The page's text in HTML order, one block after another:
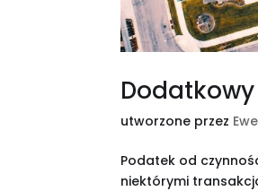
utworzone przez
Podatek od
niektórymi